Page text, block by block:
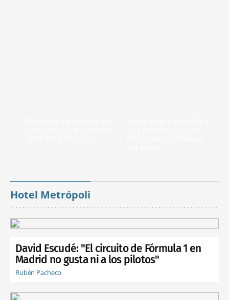
Hotel Metrópoli
David Escudé: "El circuito de Fórmula 1 en
Madrid no gusta ni a los pilotos"
Rubén Pacheco